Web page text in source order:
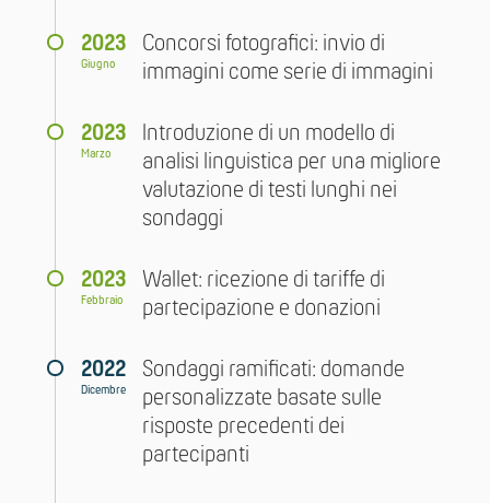
2023
Giugno
Concorsi fotografici: invio di
immagini come serie di immagini
2023
Marzo
Introduzione di un modello di
analisi linguistica per una migliore
valutazione di testi lunghi nei
sondaggi
2023
Febbraio
Wallet: ricezione di tariffe di
partecipazione e donazioni
2022
Dicembre
Sondaggi ramificati: domande
personalizzate basate sulle
risposte precedenti dei
partecipanti